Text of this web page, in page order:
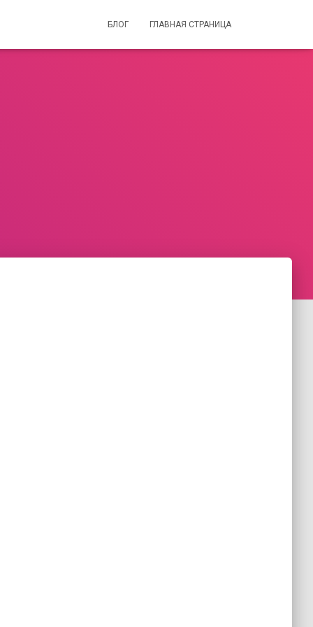
БЛОГ ГЛАВНАЯ СТРАНИЦА